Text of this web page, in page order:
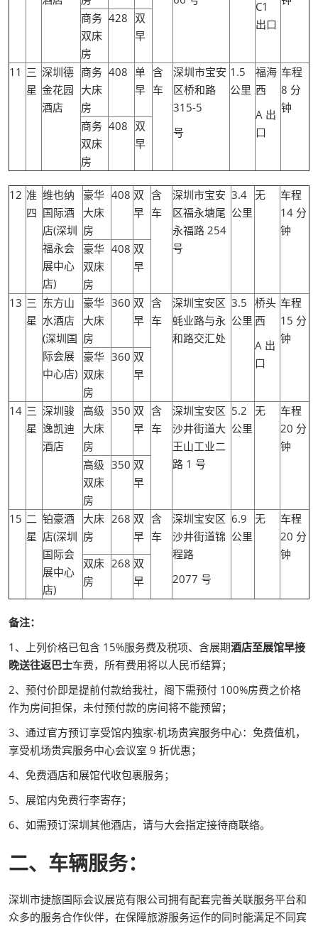
C1
出口
商务
双床
房
428 双
早
11 三
星
深圳德
金花园
酒店
商务
大床
房
408 单
早
含
车
深圳市宝安
区桥和路
315-5
号
1.5
公里
福海
西
A 出
口
车程
8 分
钟
商务
双床
房
408 双
早
12 准
四
维也纳
国际酒
店(深圳
福永会
展中心
店)
豪华
大床
房
408 双
早
含
车
深圳市宝安
区福永塘尾
永福路 254
号
3.4
公里
无
车程
14 分
钟
豪华
双床
房
408 双
早
13 三
星
东方山
水酒店
(深圳国
际会展
中心店)
豪华
大床
房
360 双
早
含
车
深圳宝安区
蚝业路与永
和路交汇处
3.5
公里
桥头
西
A 出
口
车程
15 分
钟
豪华
双床
房
360 双
早
14 三
星
深圳骏
逸凯迪
酒店
高级
大床
房
350 双
早
含
车
深圳宝安区
沙井街道大
王山工业二
路 1 号
5.2
公里
无
车程
20 分
钟
高级
双床
房
350 双
早
15 二
星
铂豪酒
店(深圳
国际会
展中心
店)
大床
房
268 双
早
含
车
深圳宝安区
沙井街道锦
程路
2077 号
6.9
公里
无
车程
20 分
钟
双床
房
268 双
早
备注：
1、上列价格已包含 15%服务费及税项、含展期酒店至展馆早接
晚送往返巴士车费，所有费用将以人民币结算；
2、预付价即是提前付款给我社，阁下需预付 100%房费之价格
作为房间担保，未付预付款的房间将不能预留；
3、通过官方预订享受馆内独家-机场贵宾服务中心：免费值机，
享受机场贵宾服务中心会议室 9 折优惠；
4、免费酒店和展馆代收包裹服务；
5、展馆内免费行李寄存；
6、如需预订深圳其他酒店，请与大会指定接待商联络。
二、车辆服务：
深圳市捷旅国际会议展览有限公司拥有配套完善关联服务平台和
众多的服务合作伙伴，在保障旅游服务运作的同时能满足不同宾